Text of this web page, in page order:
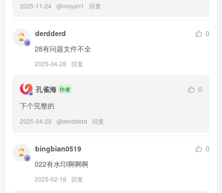
013.[YO-U] Seoe Vol.1 – MU[158P-1V-2.08G]
[8.14更1]
012.[YO-U] Ming – Vol.1 Dawn [115P+1V／1.35GB]
011.[YO-U] Zia (지아) – Shower[185P-2V-5.41G]
[2023.7.17更1]
010.[Yo-U] Zia (지아) – Vol.8 Day Off[172P-2V-1.83G]
009.[YO-U] Zia (지아) Vol.9 – Open[163P-1V-2.85G]
007.[Yo-U] Zia (지아) – Secret [85P+1V／2.63GB]
008.[YO-U] Zia (지아) Vol.7 – year-end [140P1V-1.58G]
2025-11-24 @moyan1 回复
derdderd
0
28有问题文件不全
2025-04-28 回复
孔雀海 作者
0
下个完整的
2025-04-29 @derdderd 回复
bingbian0519
0
022有水印啊啊啊
2025-02-18 回复